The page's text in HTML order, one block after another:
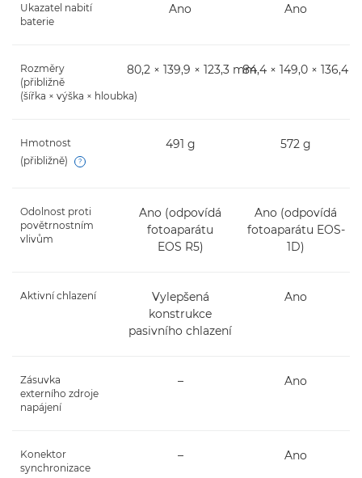
Ukazatel nabití
baterie
Ano Ano
Rozměry
(přibližně
(šířka × výška × hloubka)
80,2 × 139,9 × 123,3 mm84,4 × 149,0 × 136,4
Hmotnost
(přibližně)
491 g 572 g
Odolnost proti
povětrnostním
vlivům
Ano (odpovídá
fotoaparátu
EOS R5)
Ano (odpovídá
fotoaparátu EOS-
1D)
Aktivní chlazení
Vylepšená
konstrukce
pasivního chlazení
Ano
Zásuvka
externího zdroje
napájení
– Ano
Konektor
synchronizace
– Ano